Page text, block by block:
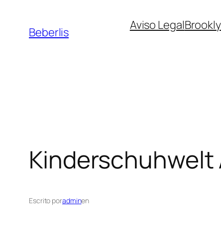
Beberlis Aviso Legal
Kinderschuhwelt
Escrito poradminen